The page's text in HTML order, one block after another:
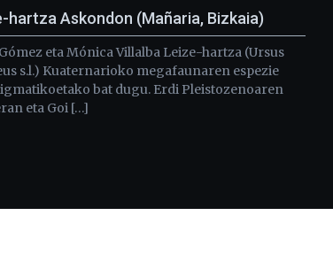
hartza Askondon (Mañaria, Bizkaia)
eta Mónica Villalba Leize-hartza (Ursus
s.l.) Kuaternarioko megafaunaren espezie
bat dugu. Erdi Pleistozenoaren
eta Goi […]